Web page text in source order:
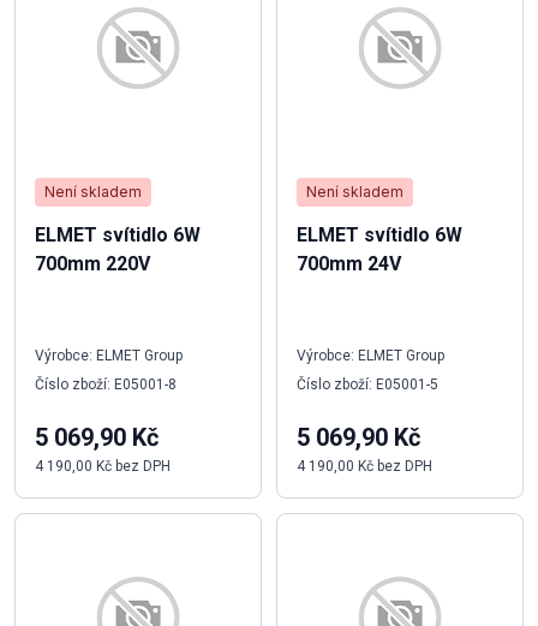
Není skladem
ELMET svítidlo 6W
700mm 220V
Výrobce: ELMET Group
Číslo zboží: E05001-8
5 069,90 Kč
4 190,00 Kč bez DPH
Není skladem
ELMET svítidlo 6W
700mm 24V
Výrobce: ELMET Group
Číslo zboží: E05001-5
5 069,90 Kč
4 190,00 Kč bez DPH